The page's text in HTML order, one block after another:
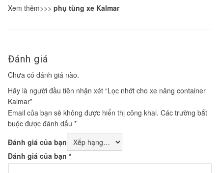
Xem thêm>>> phụ tùng xe Kalmar
Đánh giá
Chưa có đánh giá nào.
Hãy là người đầu tiên nhận xét “Lọc nhớt cho xe nâng container
Kalmar”
Email của bạn sẽ không được hiển thị công khai. Các trường bắt
buộc được đánh dấu *
Đánh giá của bạn
Đánh giá của bạn *